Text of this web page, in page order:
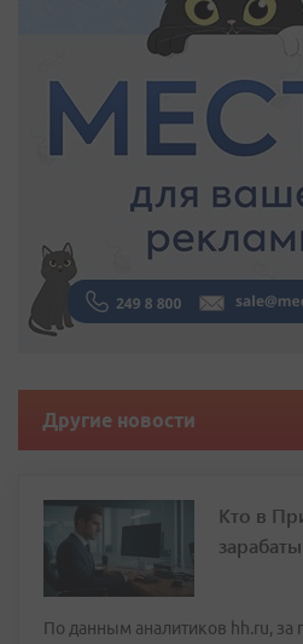
Другие новости
Кто в
По данным аналитиков hh.ru,